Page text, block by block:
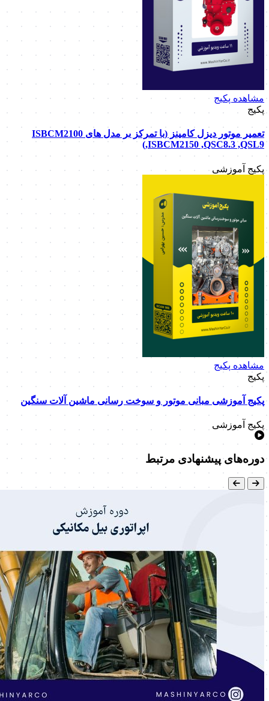
مشاهده پکیج
پکیج
تعمیر موتور دیزل کامینز (با تمرکز بر مدل های ISBCM2100
,ISBCM2150 ,QSC8.3 ,QSL9)
پکیج آموزشی
مشاهده پکیج
پکیج
پکیج آموزشی مبانی موتور و سوخت رسانی ماشین آلات سنگین
پکیج آموزشی
دوره‌های پیشنهادی مرتبط